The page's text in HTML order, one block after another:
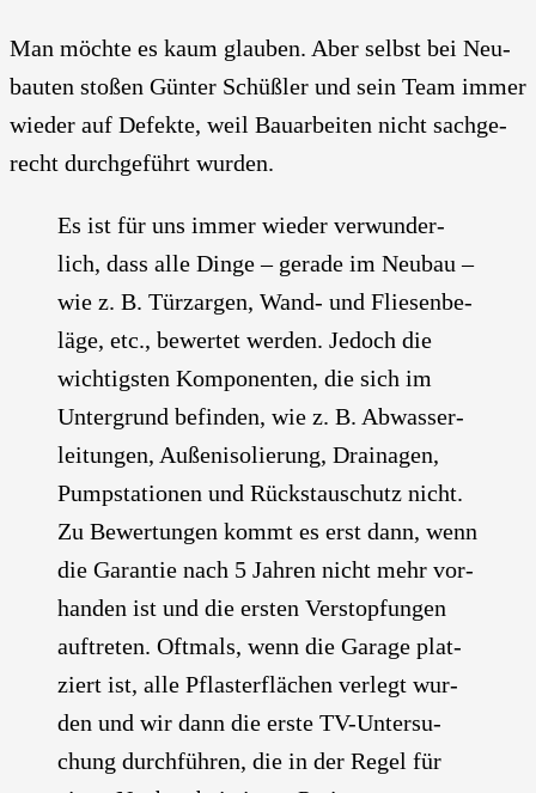
Man möch­te es kaum glau­ben. Aber selbst bei Neu­
bau­ten sto­ßen Gün­ter Schüß­ler und sein Team immer
wie­der auf Defek­te, weil Bau­ar­bei­ten nicht sach­ge­
recht durch­ge­führt wur­den.
Es ist für uns immer wie­der ver­wun­der­
lich, dass alle Din­ge – gera­de im Neu­bau –
wie z. B. Türz­ar­gen, Wand- und Flie­sen­be­
lä­ge, etc., bewer­tet wer­den. Jedoch die
wich­tigs­ten Kom­po­nen­ten, die sich im
Unter­grund befin­den, wie z. B. Abwas­ser­
lei­tun­gen, Außen­iso­lie­rung, Drai­na­gen,
Pump­sta­tio­nen und Rückstau­schutz nicht.
Zu Bewer­tun­gen kommt es erst dann, wenn
die Garan­tie nach 5 Jah­ren nicht mehr vor­
han­den ist und die ers­ten Ver­stop­fun­gen
auf­tre­ten. Oft­mals, wenn die Gara­ge plat­
ziert ist, alle Pflas­ter­flä­chen ver­legt wur­
den und wir dann die ers­te TV-Unter­su­
chung durch­füh­ren, die in der Regel für